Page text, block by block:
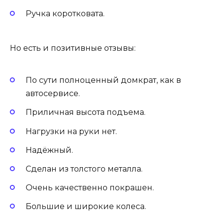
Ручка коротковата.
Но есть и позитивные отзывы:
По сути полноценный домкрат, как в
автосервисе.
Приличная высота подъема.
Нагрузки на руки нет.
Надёжный.
Сделан из толстого металла.
Очень качественно покрашен.
Большие и широкие колеса.